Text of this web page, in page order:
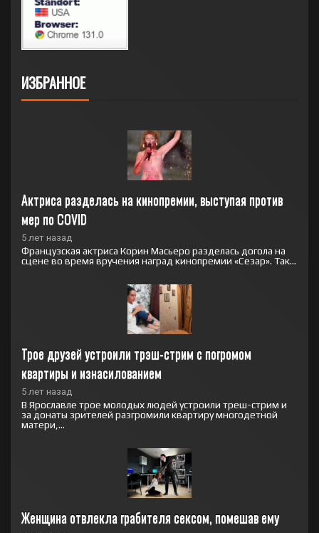
ИЗБРАННОЕ
Актриса разделась на кинопремии, выступая против
мер по COVID
5 лет назад
Французская актриса Корин Масьеро разделась догола на
сцене во время вручения наград кинопремии «Сезар». Так...
Трое друзей устроили трэш-стрим с погромом
квартиры и изнасилованием
5 лет назад
В Ярославле трое молодых людей устроили треш-стрим и
за донаты зрителей разгромили квартиру многодетной
матери,...
Женщина отвлекла грабителя сексом, помешав ему